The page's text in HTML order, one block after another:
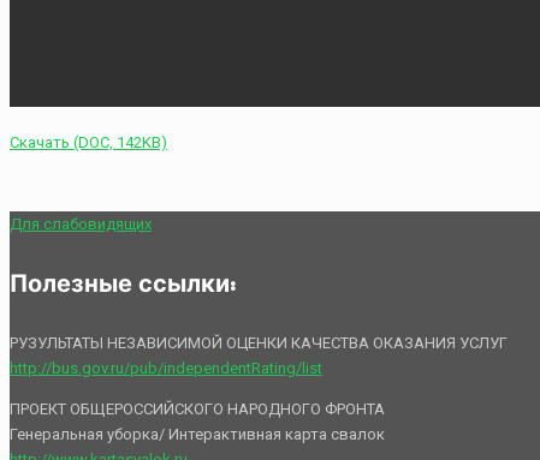
Скачать (DOC, 142KB)
Для слабовидящих
Полезные ссылки:
РУЗУЛЬТАТЫ НЕЗАВИСИМОЙ ОЦЕНКИ КАЧЕСТВА ОКАЗАНИЯ УСЛУГ
http://bus.gov.ru/pub/independentRating/list
ПРОЕКТ ОБЩЕРОССИЙСКОГО НАРОДНОГО ФРОНТА
Генеральная уборка/ Интерактивная карта свалок